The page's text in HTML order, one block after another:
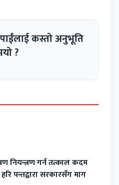
कस्तो अनुभूति
?
नियन्त्रण गर्न तत्काल कदम
पन्तद्वारा सरकारसँग माग